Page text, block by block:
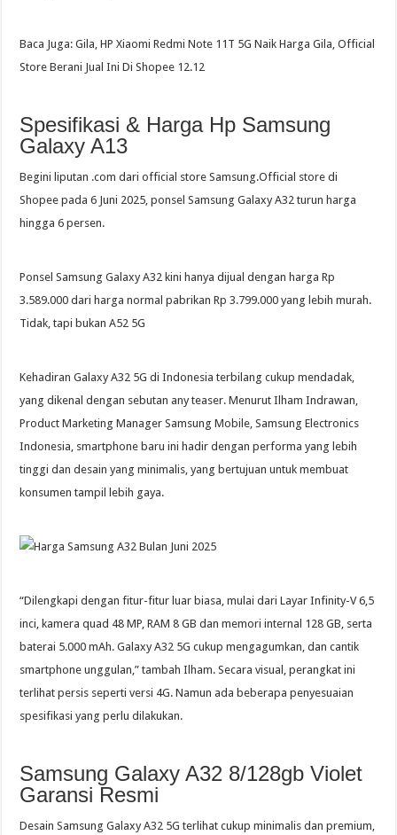
Baca Juga: Gila, HP Xiaomi Redmi Note 11T 5G Naik Harga Gila, Official
Store Berani Jual Ini Di Shopee 12.12
Spesifikasi & Harga Hp Samsung
Galaxy A13
Begini liputan .com dari official store Samsung.Official store di
Shopee pada 6 Juni 2025, ponsel Samsung Galaxy A32 turun harga
hingga 6 persen.
Ponsel Samsung Galaxy A32 kini hanya dijual dengan harga Rp
3.589.000 dari harga normal pabrikan Rp 3.799.000 yang lebih murah.
Tidak, tapi bukan A52 5G
Kehadiran Galaxy A32 5G di Indonesia terbilang cukup mendadak,
yang dikenal dengan sebutan any teaser. Menurut Ilham Indrawan,
Product Marketing Manager Samsung Mobile, Samsung Electronics
Indonesia, smartphone baru ini hadir dengan performa yang lebih
tinggi dan desain yang minimalis, yang bertujuan untuk membuat
konsumen tampil lebih gaya.
“Dilengkapi dengan fitur-fitur luar biasa, mulai dari Layar Infinity-V 6,5
inci, kamera quad 48 MP, RAM 8 GB dan memori internal 128 GB, serta
baterai 5.000 mAh. Galaxy A32 5G cukup mengagumkan, dan cantik
smartphone unggulan,” tambah Ilham. Secara visual, perangkat ini
terlihat persis seperti versi 4G. Namun ada beberapa penyesuaian
spesifikasi yang perlu dilakukan.
Samsung Galaxy A32 8/128gb Violet
Garansi Resmi
Desain Samsung Galaxy A32 5G terlihat cukup minimalis dan premium,